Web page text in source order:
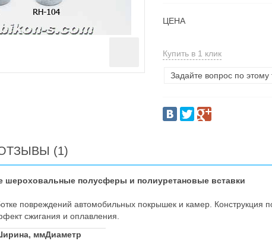
ЦЕНА
Купить в 1 клик
Задайте вопрос по этому
(1)
шероховальные полусферы и полиуретановые вставки
повреждений автомобильных покрышек и камер. Конструкция
сжигания и оплавления.
ммДиаметр